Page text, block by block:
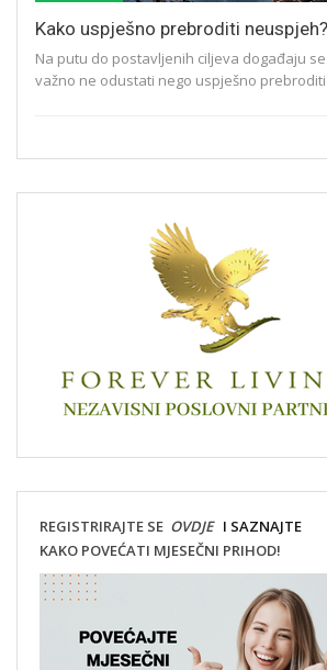
Kako uspješno prebroditi neuspjeh?
Na putu do postavljenih ciljeva događaju
važno ne odustati nego uspješno
REGISTRIRAJTE SE OVDJEI SAZNAJTE
KAKO POVEĆATI MJESEČNI PRIHOD!